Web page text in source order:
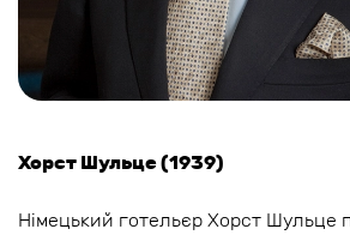
Хорст Шульце (1939)
Німецький готельєр Хорст Шульце